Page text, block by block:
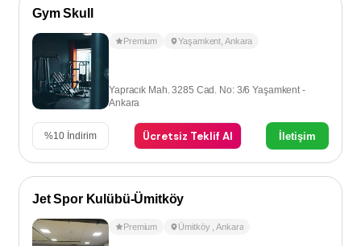
Gym Skull
Premium Yaşamkent ,Ankara
Yapracık Mah. 3285 Cad. No: 3/6 Yaşamkent -
Ankara
%10 İndirim Ücretsiz Teklif Al İletişim
Jet Spor Kulübü-Ümitköy
Premium Ümitköy ,Ankara